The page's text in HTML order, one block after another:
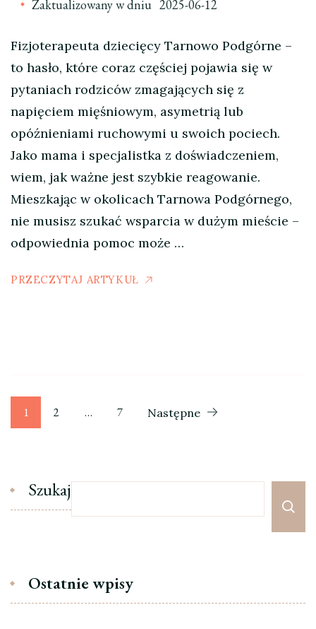
Zaktualizowany w dniu 2025-06-12
Fizjoterapeuta dziecięcy Tarnowo Podgórne –
to hasło, które coraz częściej pojawia się w
pytaniach rodziców zmagających się z
napięciem mięśniowym, asymetrią lub
opóźnieniami ruchowymi u swoich pociech.
Jako mama i specjalistka z doświadczeniem,
wiem, jak ważne jest szybkie reagowanie.
Mieszkając w okolicach Tarnowa Podgórnego,
nie musisz szukać wsparcia w dużym mieście –
odpowiednia pomoc może …
PRZECZYTAJ ARTYKUŁ
Stronicowanie
Strona
1 Strona
2 … Strona
7 Następne
Szukaj
Ostatnie wpisy